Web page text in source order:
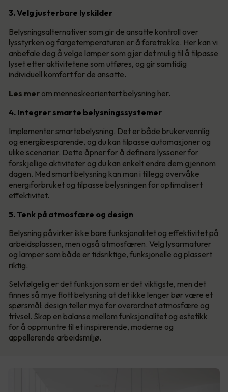
3. Velg justerbare lyskilder
Belysningsalternativer som gir de ansatte kontroll over
lysstyrken og fargetemperaturen er å foretrekke. Her kan vi
anbefale deg å velge lamper som gjør det mulig til å tilpasse
lyset etter aktivitetene som utføres, og gir samtidig
individuell komfort for de ansatte.
Les mer om menneskeorientert belysning her.
4. Integrer smarte belysningssystemer
Implementer smartebelysning. Det er både brukervennlig
og energibesparende, og du kan tilpasse automasjoner og
ulike scenarier. Dette åpner for å definere lyssoner for
forskjellige aktiviteter og du kan enkelt endre dem gjennom
dagen. Med smart belysning kan man i tillegg overvåke
energiforbruket og tilpasse belysningen for optimalisert
effektivitet.
5. Tenk på atmosfære og design
Belysning påvirker ikke bare funksjonalitet og effektivitet på
arbeidsplassen, men også atmosfæren. Velg lysarmaturer
og lamper som både er tidsriktige, funksjonelle og plassert
riktig.
Selvfølgelig er det funksjon som er det viktigste, men det
finnes så mye flott belysning at det ikke lenger bør være et
spørsmål: design teller mye for overordnet atmosfære og
trivsel. Skap en balanse mellom funksjonalitet og estetikk
for å oppmuntre til et inspirerende, moderne og
appellerende arbeidsmiljø.